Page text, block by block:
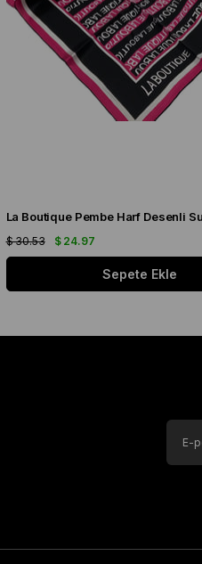
$ 24.97
$ 30.53
Sepete Ekle